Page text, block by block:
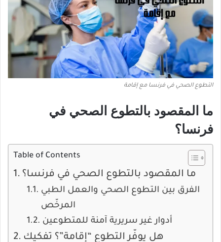
التطوع الصحي في فرنسا مع إقامة
ما المقصود بالتطوع الصحي في
فرنسا؟
Table of Contents
ما المقصود بالتطوع الصحي في فرنسا؟
الفرق بين التطوع الصحي والعمل الطبي
المرخّص
أدوار غير سريرية آمنة للمتطوعين
هل يوفّر التطوع “إقامة”؟ تفكيك